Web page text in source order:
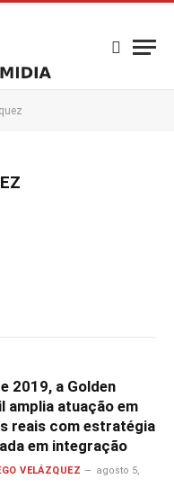
2019, a Golden
amplia atuação em
reais com estratégia
em integração
VELÁZQUEZ
agosto 5,